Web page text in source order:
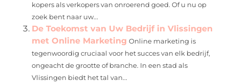
kopers als verkopers van onroerend goed. Of u nu op
zoek bent naar uw...
De Toekomst van Uw Bedrijf in Vlissingen
met Online Marketing Online marketing is
tegenwoordig cruciaal voor het succes van elk bedrijf,
ongeacht de grootte of branche. In een stad als
Vlissingen biedt het tal van...